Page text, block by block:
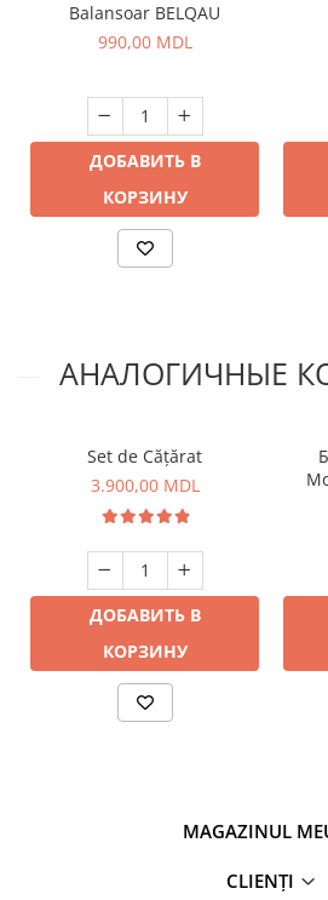
Balansoar BELQAU
990,00 MDL
ДОБАВИТЬ В
КОРЗИНУ
АНАЛОГИЧНЫЕ
Set de Cățărat
3.900,00 MDL
ДОБАВИТЬ В
КОРЗИНУ
MAGAZINUL
CLIENȚI